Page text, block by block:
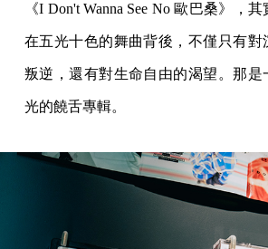
《I Don't Wanna See No 歐巴桑》，
在五光十色的舞曲背後，不僅只有對
叛逆，還有對生命自由的渴望。那是
光的饒舌專輯。